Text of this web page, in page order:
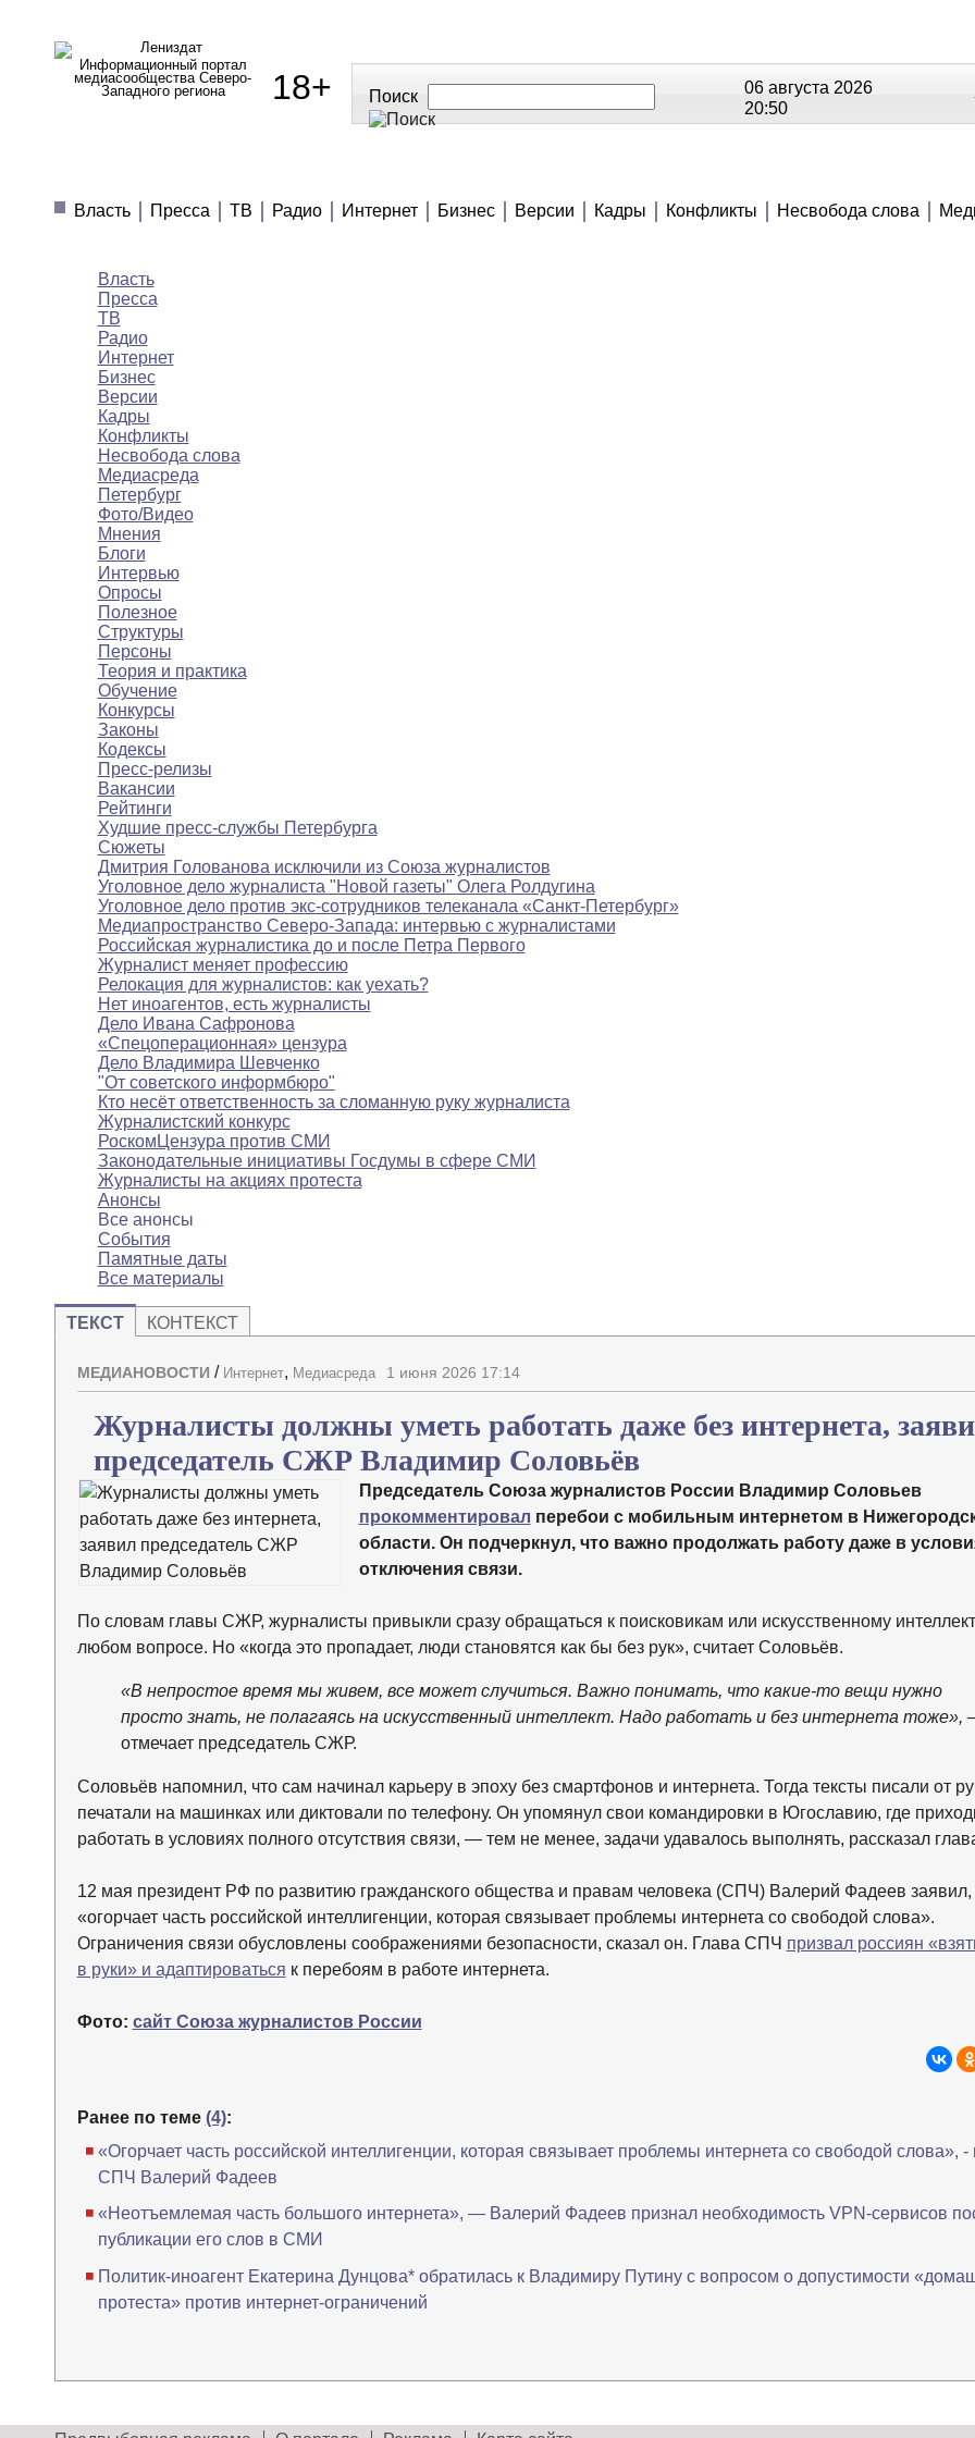
Информационный портал
медиасообщества Северо-
Западного региона
18+ Поиск
06 августа 2026
20:50
Власть
Пресса ТВ Радио Интернет Бизнес Версии Кадры Конфликты Несвобода слова
Власть
Пресса
ТВ
Радио
Интернет
Бизнес
Версии
Кадры
Конфликты
Несвобода слова
Медиасреда
Петербург
Фото/Видео
Мнения
Блоги
Интервью
Опросы
Полезное
Структуры
Персоны
Теория и практика
Обучение
Конкурсы
Законы
Кодексы
Пресс-релизы
Вакансии
Рейтинги
Худшие пресс-службы Петербурга
Сюжеты
Дмитрия Голованова исключили из Союза журналистов
Уголовное дело журналиста "Новой газеты" Олега Ролдугина
Уголовное дело против экс-сотрудников телеканала «Санкт-Петербург»
Медиапространство Северо-Запада: интервью с журналистами
Российская журналистика до и после Петра Первого
Журналист меняет профессию
Релокация для журналистов: как уехать?
Нет иноагентов, есть журналисты
Дело Ивана Сафронова
«Спецоперационная» цензура
Дело Владимира Шевченко
"От советского информбюро"
Кто несёт ответственность за сломанную руку журналиста
Журналистский конкурс
РоскомЦензура против СМИ
Законодательные инициативы Госдумы в сфере СМИ
Журналисты на акциях протеста
Анонсы
Все анонсы
События
Памятные даты
Все материалы
ТЕКСТ КОНТЕКСТ
МЕДИАНОВОСТИ / Интернет, Медиасреда 1 июня 2026 17:14
Журналисты должны уметь работать даже без интернета,
председатель СЖР Владимир Соловьёв
Председатель Союза журналистов России Владимир Соловьев
прокомментировал перебои с мобильным интернетом в
области. Он подчеркнул, что важно продолжать работу даже в
отключения связи.
По словам главы СЖР, журналисты привыкли сразу обращаться к поисковикам или искусственному
любом вопросе. Но «когда это пропадает, люди становятся как бы без рук», считает Соловьёв.
«В непростое время мы живем, все может случиться. Важно понимать, что какие-то вещи нужно
просто знать, не полагаясь на искусственный интеллект. Надо работать и без интернета тоже»,
отмечает председатель СЖР.
Соловьёв напомнил, что сам начинал карьеру в эпоху без смартфонов и интернета. Тогда тексты писали от
печатали на машинках или диктовали по телефону. Он упомянул свои командировки в Югославию, где
работать в условиях полного отсутствия связи, — тем не менее, задачи удавалось выполнять, рассказал
12 мая президент РФ по развитию гражданского общества и правам человека (СПЧ) Валерий Фадеев заявил,
«огорчает часть российской интеллигенции, которая связывает проблемы интернета со свободой слова».
Ограничения связи обусловлены соображениями безопасности, сказал он. Глава СПЧ призвал россиян
в руки» и адаптироваться к перебоям в работе интернета.
Фото: сайт Союза журналистов России
Ранее по теме (4):
«Огорчает часть российской интеллигенции, которая связывает проблемы интернета со свободой слова», -
СПЧ Валерий Фадеев
«Неотъемлемая часть большого интернета», — Валерий Фадеев признал необходимость VPN-сервисов
публикации его слов в СМИ
Политик-иноагент Екатерина Дунцова* обратилась к Владимиру Путину с вопросом о допустимости
протеста» против интернет-ограничений